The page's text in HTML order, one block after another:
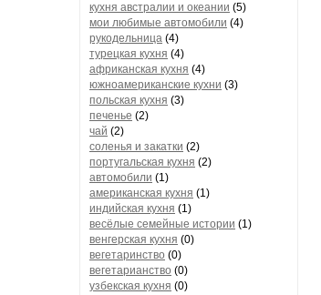
кухня австралии и океании (5)
мои любимые автомобили (4)
рукодельница (4)
турецкая кухня (4)
африканская кухня (4)
южноамериканские кухни (3)
польская кухня (3)
печенье (2)
чай (2)
соленья и закатки (2)
португальская кухня (2)
автомобили (1)
американская кухня (1)
индийская кухня (1)
весёлые семейные истории (1)
венгерская кухня (0)
вегетаринство (0)
вегетарианство (0)
узбекская кухня (0)